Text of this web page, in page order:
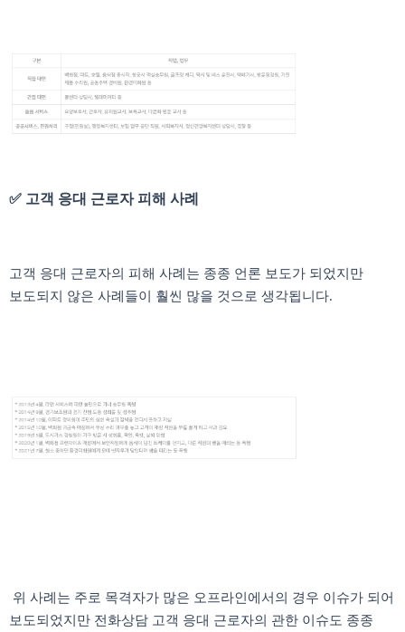
✅ 고객 응대 근로자 피해 사례
고객 응대 근로자의 피해 사례는 종종 언론 보도가 되었지만
보도되지 않은 사례들이 훨씬 많을 것으로 생각됩니다.
위 사례는 주로 목격자가 많은 오프라인에서의 경우 이슈가 되어
보도되었지만 전화상담 고객 응대 근로자의 관한 이슈도 종종